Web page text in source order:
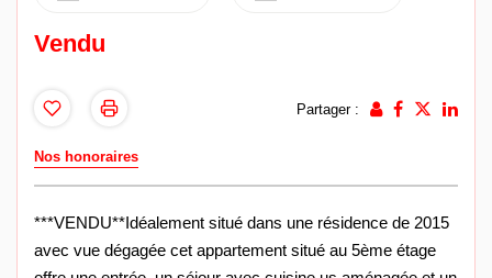
Vendu
Partager :
Nos honoraires
***VENDU**Idéalement situé dans une résidence de 2015
avec vue dégagée cet appartement situé au 5ème étage